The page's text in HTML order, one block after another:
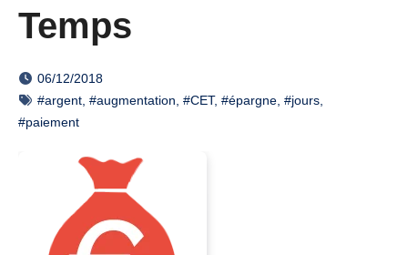
Temps
06/12/2018
#argent #augmentation #CET, #épargne #jours
#paiement